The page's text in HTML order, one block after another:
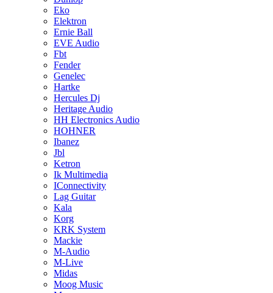
Eko
Elektron
Ernie Ball
EVE Audio
Fbt
Fender
Genelec
Hartke
Hercules Dj
Heritage Audio
HH Electronics Audio
HOHNER
Ibanez
Jbl
Ketron
Ik Multimedia
IConnectivity
Lag Guitar
Kala
Korg
KRK System
Mackie
M-Audio
M-Live
Midas
Moog Music